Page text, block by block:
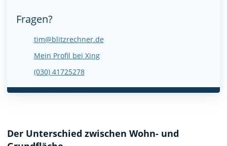
Fragen?
tim@blitzrechner.de
Mein Profil bei Xing
(030) 41725278
Der Unterschied zwischen Wohn- und